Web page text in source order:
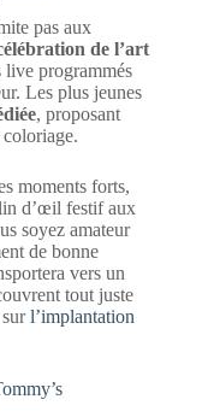
pas aux
de l’art
live programmés
Les plus jeunes
, proposant
moments forts,
d’œil festif aux
soyez amateur
de bonne
vers un
tout juste
l’implantation